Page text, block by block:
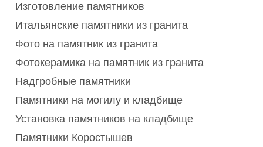
Изготовление памятников
Итальянские памятники из гранита
Фото на памятник из гранита
Фотокерамика на памятник из гранита
Надгробные памятники
Памятники на могилу и кладбище
Установка памятников на кладбище
Памятники Коростышев